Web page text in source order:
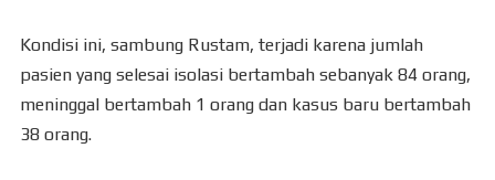
Kondisi ini, sambung Rustam, terjadi karena jumlah
pasien yang selesai isolasi bertambah sebanyak 84 orang,
meninggal bertambah 1 orang dan kasus baru bertambah
38 orang.